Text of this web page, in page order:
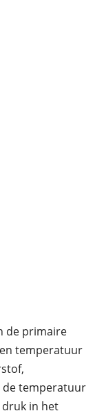
de primaire
temperatuur
de temperatuur
in het